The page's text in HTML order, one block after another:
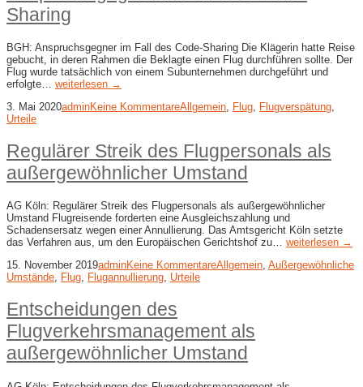
Sharing
BGH: Anspruchsgegner im Fall des Code-​Sharing Die Klägerin hatte Reise
gebucht, in deren Rahmen die Beklagte einen Flug durchführen sollte. Der
Flug wurde tatsächlich von einem Subunternehmen durchgeführt und
erfolgte… weiterlesen →
3. Mai 2020adminKeine KommentareAllgemein, Flug, Flugverspätung,
Urteile
Regulärer Streik des Flugpersonals als
außergewöhnlicher Umstand
AG Köln: Regulärer Streik des Flugpersonals als außergewöhnlicher
Umstand Flugreisende forderten eine Ausgleichszahlung und
Schadensersatz wegen einer Annullierung. Das Amtsgericht Köln setzte
das Verfahren aus, um den Europäischen Gerichtshof zu… weiterlesen →
15. November 2019adminKeine KommentareAllgemein, Außergewöhnliche
Umstände, Flug, Flugannullierung, Urteile
Entscheidungen des
Flugverkehrsmanagement als
außergewöhnlicher Umstand